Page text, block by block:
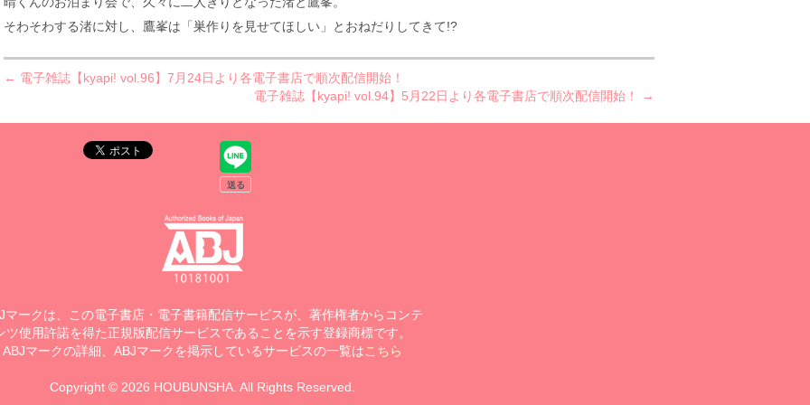
そわそわする渚に対し、鷹峯は「巣作りを見せてほしい」とおねだりしてきて!?
← 電子雑誌【kyapi! vol.96】7月24日より各電子書店で順次配信開始！
電子雑誌【kyapi! vol.94】5月22日より各電子書店で順次配信開始！ →
マークは、この電子書店・電子書籍配信サービスが、著作権者からコンテ
ツ使用許諾を得た正規版配信サービスであることを示す登録商標です。
ABJマークの詳細、ABJマークを掲示しているサービスの一覧は こちら
Copyright © 2026 HOUBUNSHA. All Rights Reserved.